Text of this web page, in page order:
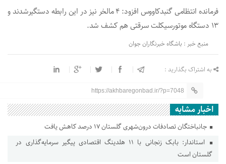
فرمانده انتظامی گنبدکاووس افزود: ۴ مالخر نیز در این رابطه دستگیرشدند و
۱۳ دستگاه موتورسیکلت سرقتی هم کشف شد.
منبع خبر : باشگاه خبرنگاران جوان
به اشتراک بگذارید :
https://akhbaregonbad.ir/?p=7048
اخبار مشابه
جانباختگان تصادفات درون‌شهری گلستان ۱۷ درصد کاهش یافت
استاندار: بابک زنجانی با ۱۱ هلدینگ اقتصادی پیگیر سرمایه‌گذاری در
گلستان است